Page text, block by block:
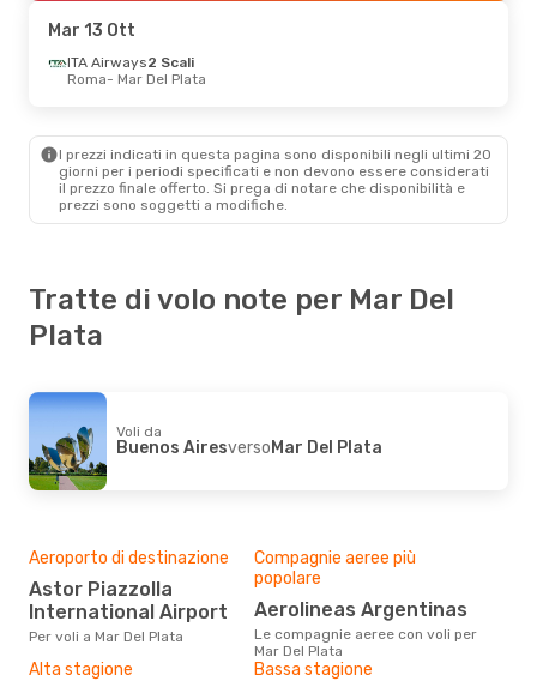
Mar Del Plata- Buenos Aires
Gio 17 Set- Ven 25 Set
Mar Del Plata - Buenos Aires
Lun 12 Ott - Ven 16 Ott
Mar Del Plata
- Panama City
Mar 13 Ott
ITA Airways2 Scali
Roma- Mar Del Plata
I prezzi indicati in questa pagina sono disponibili negli ultimi 20
giorni per i periodi specificati e non devono essere considerati
il ​​prezzo finale offerto. Si prega di notare che disponibilità e
prezzi sono soggetti a modifiche.
Tratte di volo note per Mar Del
Plata
Voli da
Buenos AiresversoMar Del Plata
Aeroporto di destinazione
Astor Piazzolla
International Airport
Per voli a Mar Del Plata
Compagnie aeree più
popolare
Aerolineas Argentinas
Le compagnie aeree con voli per
Mar Del Plata
Alta stagione Bassa stagione